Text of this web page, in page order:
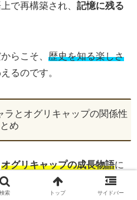
で再構築され、 記憶に残る
らこそ、 歴史を知る楽しさ
るのです。
とオグリキャップの関係性
め
オグリキャップの成長物語に
場します。
検索 トップ サイドバー